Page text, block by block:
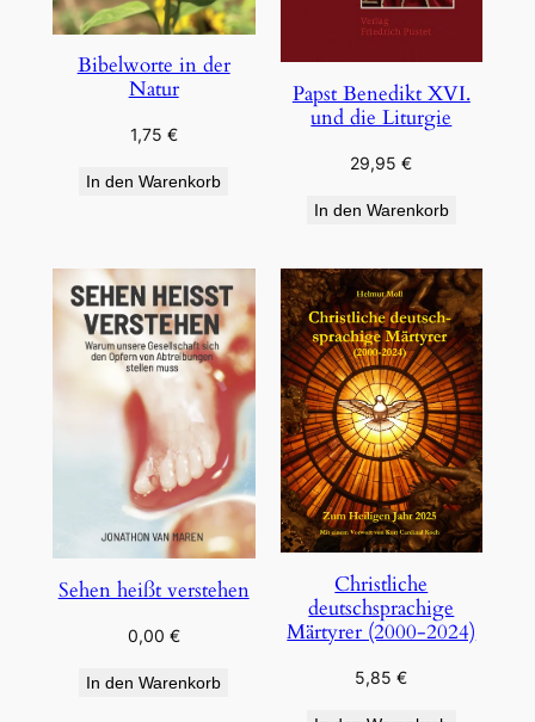
Bibelworte in der
Natur
1,75 €
In den Warenkorb
Papst Benedikt XVI.
und die Liturgie
29,95€
In den Warenkorb
Sehen heißt verstehen
0,00 €
In den Warenkorb
Christliche
deutschsprachige
Märtyrer (2000-2024)
5,85€